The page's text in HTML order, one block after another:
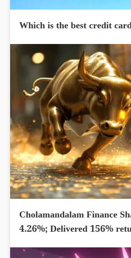
Which is the best credit
Cholamandalam Finance
4.26%; Delivered 156%